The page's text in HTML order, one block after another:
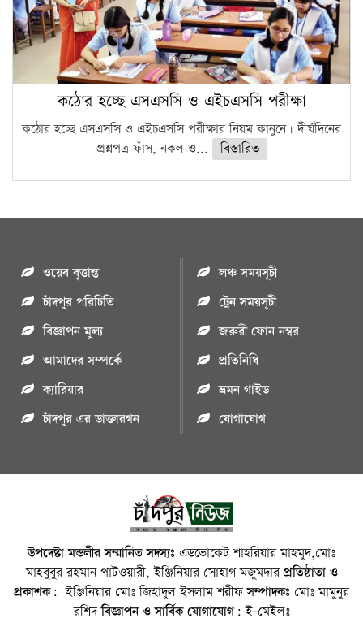
কঠোর হচ্ছে এসএসসি ও এইচএসসি পরীক্ষা
কঠোর হচ্ছে এসএসসি ও এইচএসসি পরীক্ষার নিয়ম কানুনে। দীর্ঘদিনের
প্রশ্নপত্র ফাঁস, নকল ও...
বিস্তারিত
ওয়েব বৃত্তান্ত
চাঁদপুর পরিচিতি
বিজ্ঞাপন মুল্য
আমাদের সম্পর্কে
ক্যারিয়ার
চাঁদপুর এর ডাক্তারগন
লঞ্চ সময়সূচী
ট্রেন সময়সূচী
জরুরী ফোন নম্বর
প্রতিনিধি
ভ্রমন গাইড
যোগাযোগ
উপদেষ্টা মন্ডলীর সম্মানিত সদস্যঃ এডভোকেট শাহরিয়ার মাহমুদ,মোঃ
মাহবুবুর রহমান পাটওয়ারী, ইঞ্জিনিয়ার সোহাগ মজুমদারপ্রতিষ্ঠাতা ও
প্রকাশক: ইঞ্জিনিয়ার মোঃ জিহাদুল ইসলাম শরীফসম্পাদকঃ মোঃ মামুনুর
রশিদবিজ্ঞাপন ও সার্বিক যোগাযোগ: ই-মেইলঃ